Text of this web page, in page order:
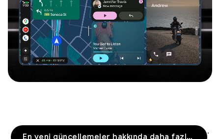
En yeni güncellemeler hakkında daha fazla bilgiyi burada bulabilirsiniz
.